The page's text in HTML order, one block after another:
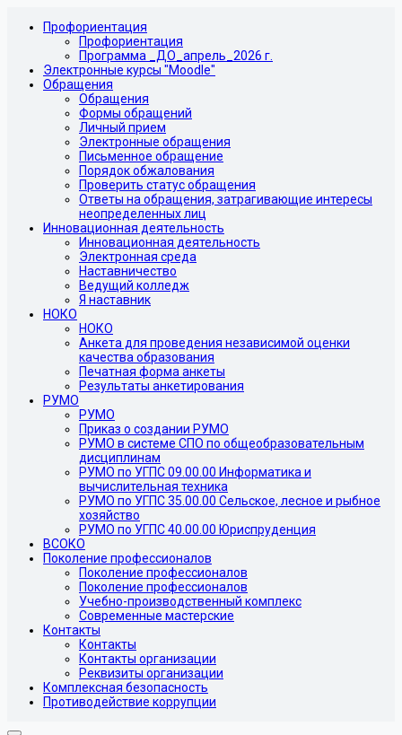
Профориентация
Профориентация
Программа _ДО_апрель_2026 г.
Электронные курсы "Moodle"
Обращения
Обращения
Формы обращений
Личный прием
Электронные обращения
Письменное обращение
Порядок обжалования
Проверить статус обращения
Ответы на обращения, затрагивающие интересы
неопределенных лиц
Инновационная деятельность
Инновационная деятельность
Электронная среда
Наставничество
Ведущий колледж
Я наставник
НОКО
НОКО
Анкета для проведения независимой оценки
качества образования
Печатная форма анкеты
Результаты анкетирования
РУМО
РУМО
Приказ о создании РУМО
РУМО в системе СПО по общеобразовательным
дисциплинам
РУМО по УГПС 09.00.00 Информатика и
вычислительная техника
РУМО по УГПС 35.00.00 Сельское, лесное и рыбное
хозяйство
РУМО по УГПС 40.00.00 Юриспруденция
ВСОКО
Поколение профессионалов
Поколение профессионалов
Поколение профессионалов
Учебно-производственный комплекс
Современные мастерские
Контакты
Контакты
Контакты организации
Реквизиты организации
Комплексная безопасность
Противодействие коррупции